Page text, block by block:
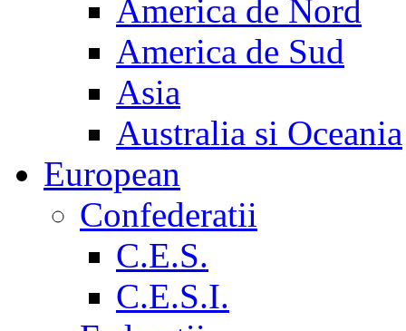
America de Nord
America de Sud
Asia
Australia si Oceania
European
Confederatii
C.E.S.
C.E.S.I.